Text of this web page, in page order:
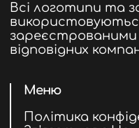
Всі логотипи та
відповідних
Меню
Політика